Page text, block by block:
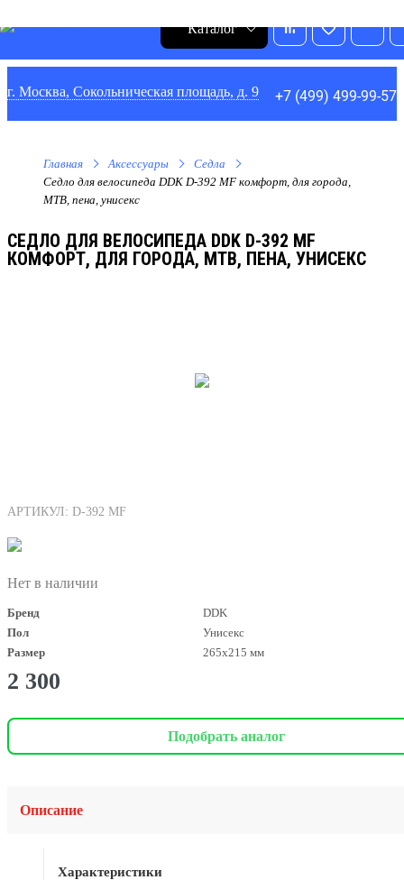
г. Москва, Сокольническая площадь, д. 9 +7 (499) 499-99-57
Каталог
Главная Аксессуары
Седла
Седло для велосипеда DDK D-392 MF комфорт, для города,
MTB, пена, унисекс
СЕДЛО ДЛЯ ВЕЛОСИПЕДА DDK D-392 MF
КОМФОРТ, ДЛЯ ГОРОДА, MTB, ПЕНА, УНИСЕКС
АРТИКУЛ: D-392 MF
Нет в наличии
Бренд
DDK
Пол
Унисекс
Размер
265х215 мм
2 300
Подобрать аналог
Описание
Характеристики